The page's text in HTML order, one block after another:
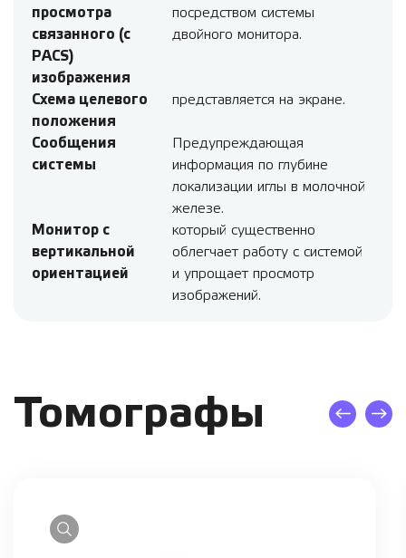
просмотра
связанного (с
PACS)
изображения
посредством системы
двойного монитора.
Схема целевого
положения
представляется на экране.
Сообщения
системы
Предупреждающая
информация по глубине
локализации иглы в молочной
железе.
Монитор с
вертикальной
ориентацией
который существенно
облегчает работу с системой
и упрощает просмотр
изображений.
Томографы